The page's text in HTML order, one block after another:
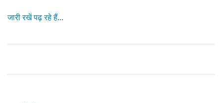
जारी रखें पढ़ रहे हैं...